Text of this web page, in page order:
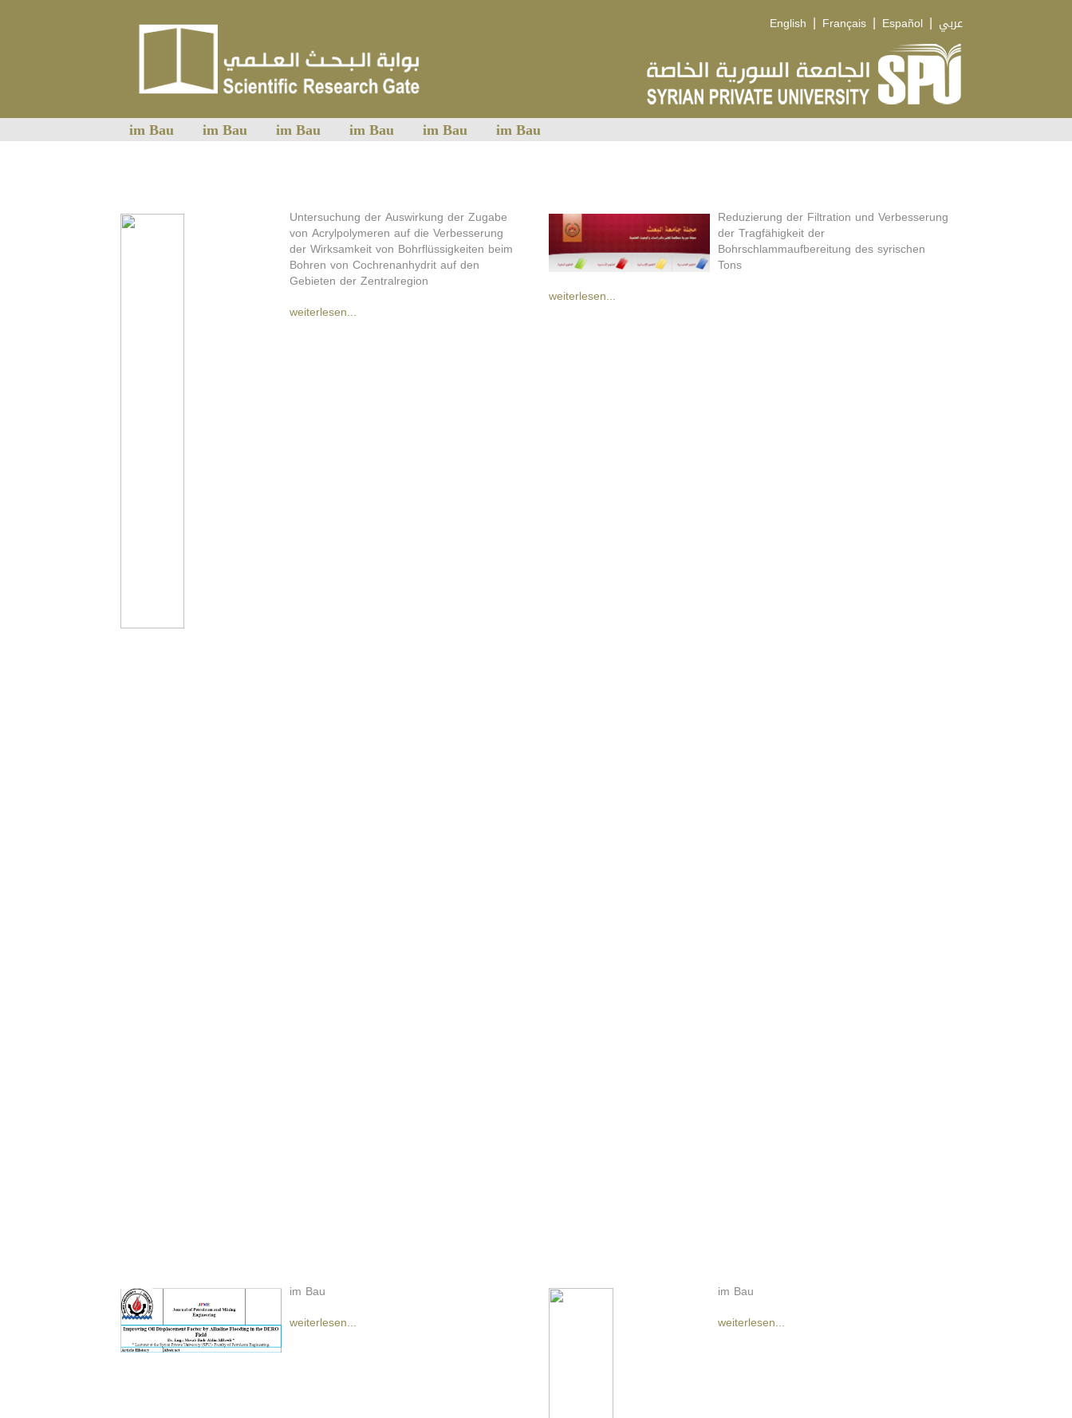
English | Français | Español | عربي
im Bau im Bau im Bau im Bau im Bau im Bau
Untersuchung der Auswirkung der Zugabe
von Acrylpolymeren auf die Verbesserung
der Wirksamkeit von Bohrflüssigkeiten beim
Bohren von Cochrenanhydrit auf den
Gebieten der Zentralregion
weiterlesen...
Reduzierung der Filtration und Verbesserung
der Tragfähigkeit der
Bohrschlammaufbereitung des syrischen
Tons
weiterlesen...
im Bau
weiterlesen...
im Bau
weiterlesen...